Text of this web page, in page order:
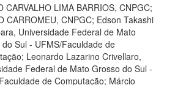
CARVALHO LIMA BARRIOS, CNPGC;
CARROMEU, CNPGC; Edson Takashi
Universidade Federal de Mato
Sul - UFMS/Faculdade de
Leonardo Lazarino Crivellaro,
Federal de Mato Grosso do Sul -
de Computação; Márcio